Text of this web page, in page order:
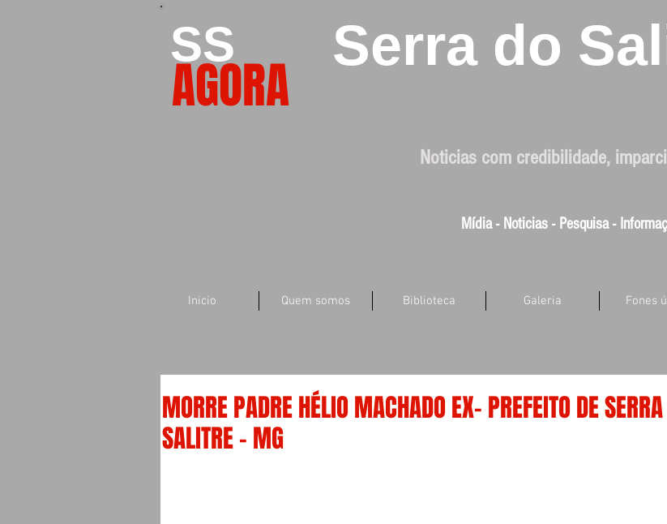
SS
AGORA
Serra do
Noticias com credibilidade,
Mídia - Noticias - Pesquisa -
Inicio Quem somos Biblioteca Galeria Fones
MORRE PADRE HÉLIO MACHADO EX- PREFEITO DE
SALITRE – MG